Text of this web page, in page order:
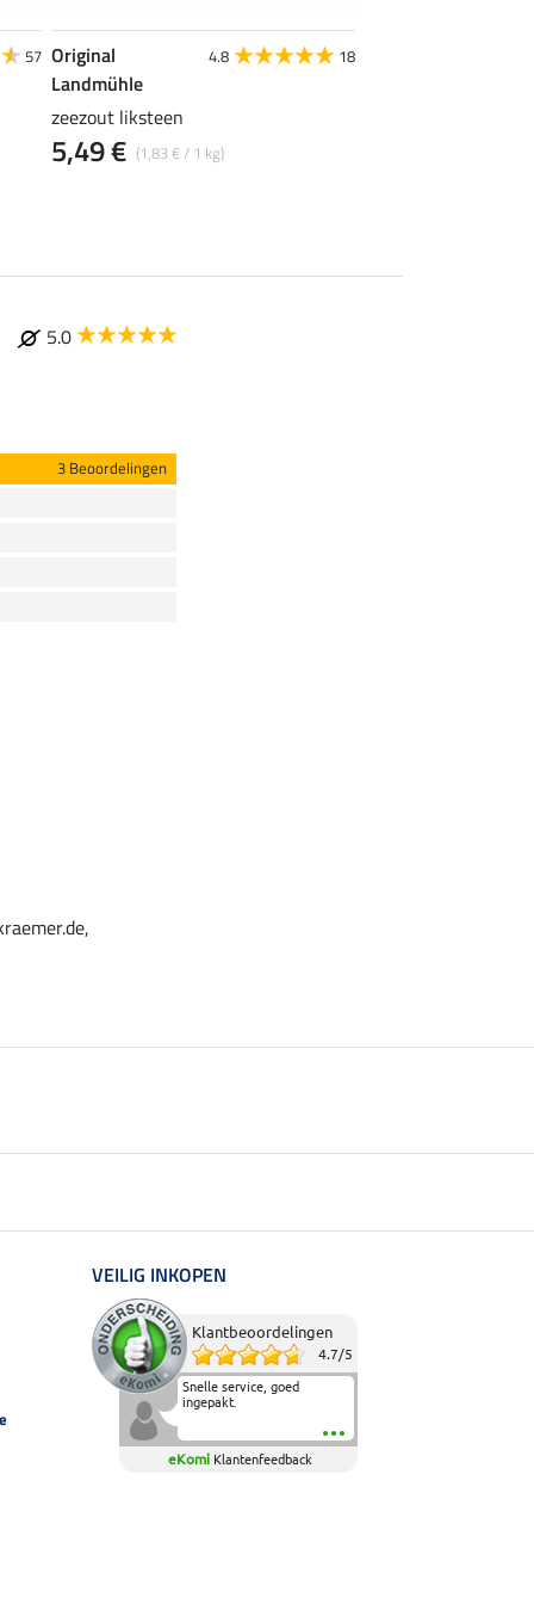
57 Original
Landmühle
4.8 18
zeezout liksteen
(1,83 € / 1 kg)
5,49 €
5.0
3 Beoordelingen
VEILIG INKOPEN
Klantbeoordelingen
4.7/5
Snelle service, goed
ingepakt.
eKomi Klantenfeedback